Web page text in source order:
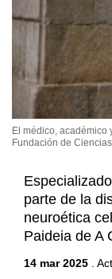
El médico, académico
Fundación de
parte de la
neuroética
Paideia de A
14 mar 2025 .